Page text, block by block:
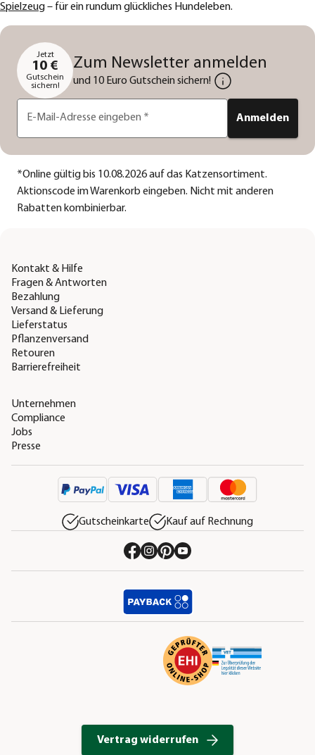
Spielzeug– für ein rundum glückliches Hundeleben.
Jetzt
10 €
Gutschein
sichern!
Zum Newsletter anmelden
und 10 Euro Gutschein sichern!
E-Mail-Adresse eingeben * Anmelden
*Online gültig bis 10.08.2026 auf das Katzensortiment.
Aktionscode im Warenkorb eingeben. Nicht mit anderen
Rabatten kombinierbar.
Kontakt & Hilfe
Fragen & Antworten
Bezahlung
Versand & Lieferung
Lieferstatus
Pflanzenversand
Retouren
Barrierefreiheit
Unternehmen
Compliance
Jobs
Presse
Gutscheinkarte Kauf auf Rechnung
Vertrag widerrufen